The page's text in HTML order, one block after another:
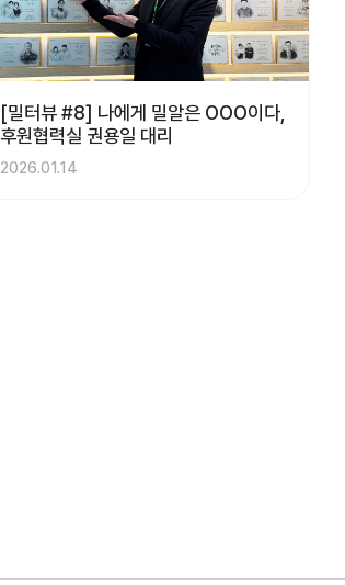
[밀터뷰 #8] 나에게 밀알은 OOO이다,
후원협력실 권용일 대리
2026.01.14